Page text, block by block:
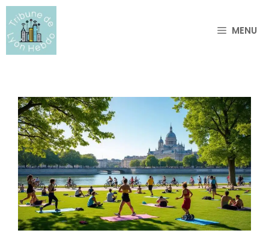
Aller
au
contenu
MENU